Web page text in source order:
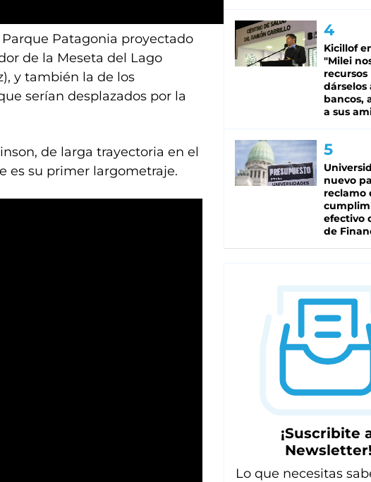
Patagonia proyectado
de la Meseta del Lago
y también la de los
serían desplazados por la
de larga trayectoria en el
es su primer largometraje.
Kicillof
"Milei
recursos
dárselos
bancos,
a sus
nuevo
reclamo
efectivo
de
¡Suscribite
Newsletter!
Lo que necesitas